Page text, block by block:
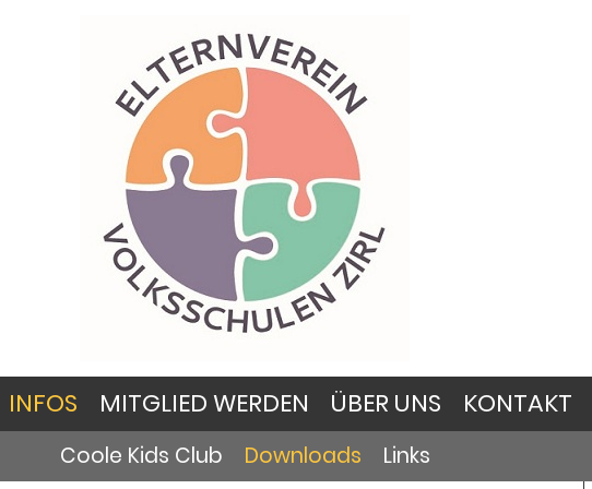
INFOS MITGLIED WERDEN ÜBER UNS KONTAKT
Coole Kids Club Downloads Links